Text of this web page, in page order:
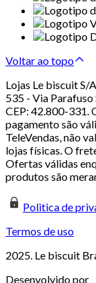
Voltar ao topo
Lojas Le biscuit S/
535 - Via
CEP: 42.800-331.
pagamento são
TeleVendas, não
lojas físicas. O
Ofertas válidas
produtos são
Politica de
Termos de uso
2025. Le biscuit
Desenvolvido por